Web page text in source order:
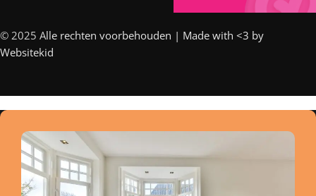
© 2025 Alle rechten voorbehouden | Made with <3 by
Websitekid